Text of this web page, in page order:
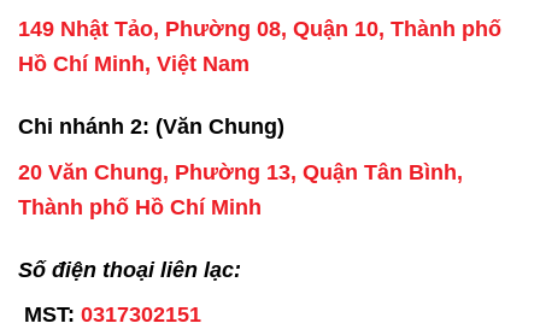
149 Nhật Tảo, Phường 08, Quận 10, Thành phố
Hồ Chí Minh, Việt Nam
Chi nhánh 2: (Văn Chung)
20 Văn Chung, Phường 13, Quận Tân Bình,
Thành phố Hồ Chí Minh
Số điện thoại liên lạc:
MST: 0317302151